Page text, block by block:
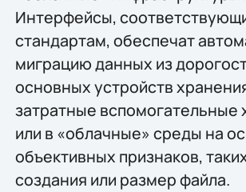
Интерфейсы,
стандартам, обеспечат
миграцию данных из
основных устройств
затратные вспомогательные
или в «облачные» среды на
объективных признаков,
создания или размер файла.